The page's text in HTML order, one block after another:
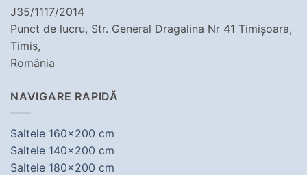
J35/1117/2014
Punct de lucru, Str. General Dragalina Nr 41 Timișoara,
Timis,
România
NAVIGARE RAPIDĂ
Saltele 160x200 cm
Saltele 140x200 cm
Saltele 180x200 cm